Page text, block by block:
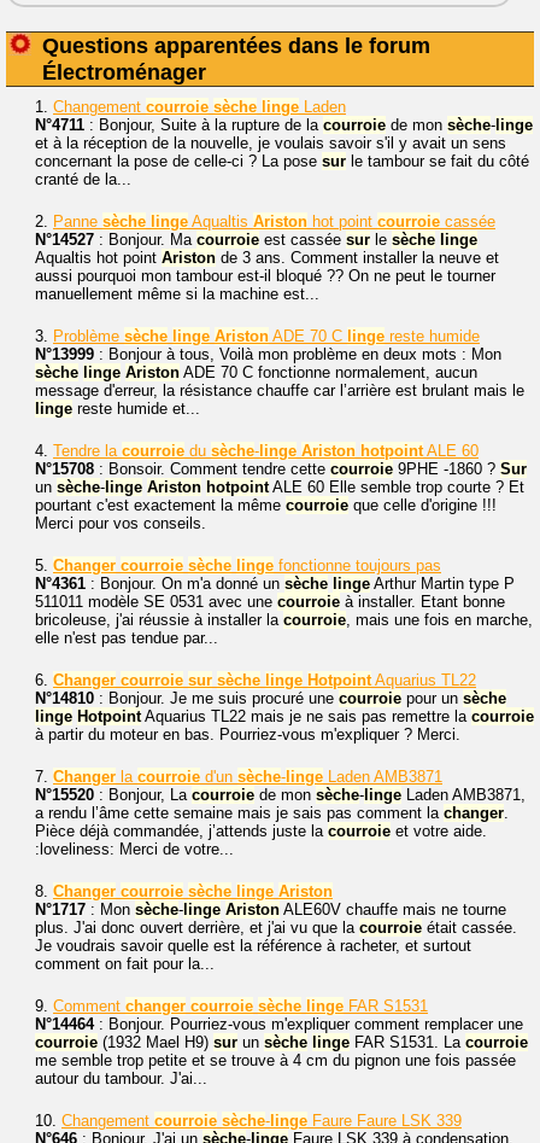
Questions apparentées dans le forum
Électroménager
1. Changement courroie sèche linge Laden
N°4711 : Bonjour, Suite à la rupture de la courroie de mon sèche- linge
et à la réception de la nouvelle, je voulais savoir s'il y avait un sens
concernant la pose de celle-ci ? La pose sur le tambour se fait du côté
cranté de la...
2. Panne sèche linge Aqualtis Ariston hot point courroie cassée
N°14527 : Bonjour. Ma courroie est cassée sur le sèche linge
Aqualtis hot point Ariston de 3 ans. Comment installer la neuve et
aussi pourquoi mon tambour est-il bloqué ?? On ne peut le tourner
manuellement même si la machine est...
3. Problème sèche linge Ariston ADE 70 C linge reste humide
N°13999 : Bonjour à tous, Voilà mon problème en deux mots : Mon
sèche linge Ariston ADE 70 C fonctionne normalement, aucun
message d'erreur, la résistance chauffe car l’arrière est brulant mais le
linge reste humide et...
4. Tendre la courroie du sèche- linge Ariston hotpointALE 60
N°15708 : Bonsoir. Comment tendre cette courroie 9PHE -1860 ? Sur
un sèche- linge Ariston hotpointALE 60 Elle semble trop courte ? Et
pourtant c'est exactement la même courroie que celle d'origine !!!
Merci pour vos conseils.
5. Changer courroie sèche linge fonctionne toujours pas
N°4361 : Bonjour. On m'a donné un sèche linge Arthur Martin type P
511011 modèle SE 0531 avec une courroie à installer. Etant bonne
bricoleuse, j'ai réussie à installer la courroie, mais une fois en marche,
elle n'est pas tendue par...
6. Changer courroie sur sèche linge HotpointAquarius TL22
N°14810 : Bonjour. Je me suis procuré une courroie pour un sèche
linge HotpointAquarius TL22 mais je ne sais pas remettre la courroie
à partir du moteur en bas. Pourriez-vous m'expliquer ? Merci.
7. Changer la courroie d'un sèche- linge Laden AMB3871
N°15520 : Bonjour, La courroie de mon sèche- linge Laden AMB3871,
a rendu l’âme cette semaine mais je sais pas comment la changer.
Pièce déjà commandée, j’attends juste la courroie et votre aide.
:loveliness: Merci de votre...
8. Changer courroie sèche linge Ariston
N°1717 : Mon sèche- linge Ariston ALE60V chauffe mais ne tourne
plus. J'ai donc ouvert derrière, et j'ai vu que la courroie était cassée.
Je voudrais savoir quelle est la référence à racheter, et surtout
comment on fait pour la...
9. Comment changer courroie sèche linge FAR S1531
N°14464: Bonjour. Pourriez-vous m'expliquer comment remplacer une
courroie (1932 Mael H9) sur un sèche linge FAR S1531. La courroie
me semble trop petite et se trouve à 4 cm du pignon une fois passée
autour du tambour. J'ai...
10. Changement courroie sèche- linge Faure Faure LSK 339
N°646 : Bonjour, J'ai un sèche- linge Faure LSK 339 à condensation,